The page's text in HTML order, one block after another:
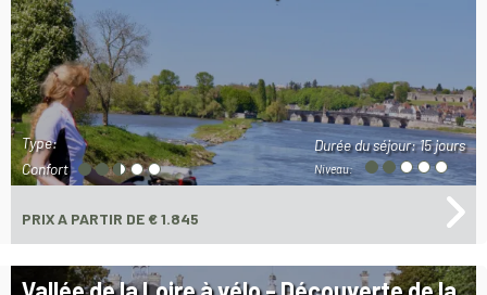
Durée du séjour:15 jours
Niveau:
Type:
Confort
PRIXA PARTIR DE € 1.845